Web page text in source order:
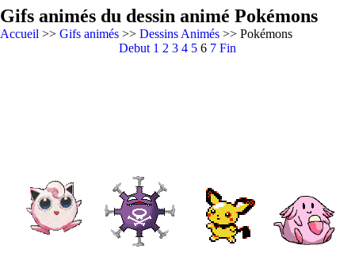
Gifs animés du dessin animé Pokémons
Accueil >> Gifs animés >> Dessins Animés >> Pokémons
Debut 1 2 3 4 5 6 7 Fin